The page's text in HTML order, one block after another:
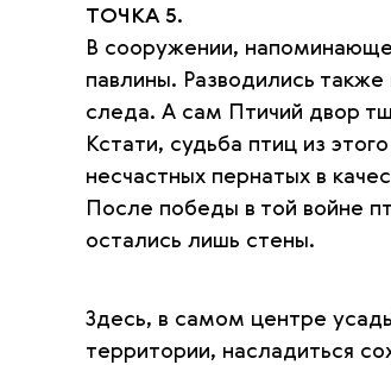
ТОЧКА 5.
В сооружении,
павлины. Разводились
следа. А сам Птичий двор
Кстати, судьба птиц из
несчастных пернатых в
После победы в той войне
остались лишь стены.
Здесь, в самом центре
территории, насладиться